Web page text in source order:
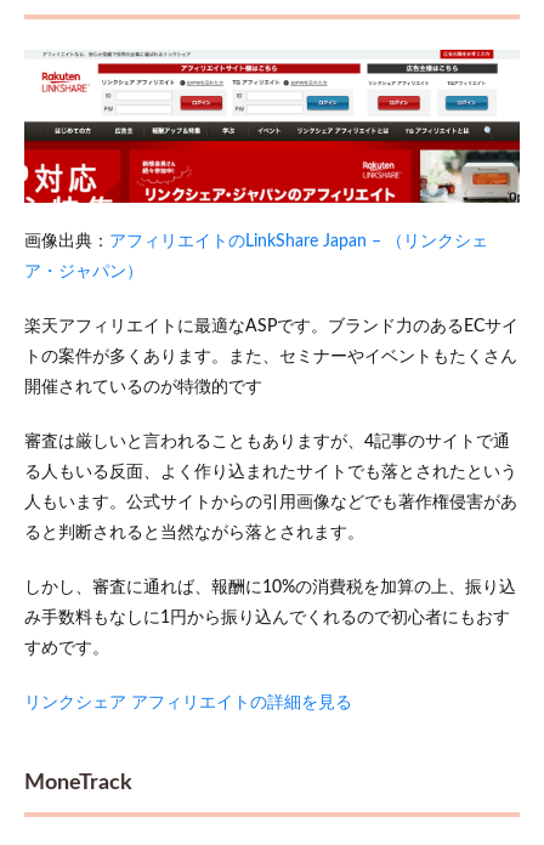
画像出典： アフィリエイトのLinkShare Japan – （リンクシェ
ア・ジャパン）
楽天アフィリエイトに最適なASPです。ブランド力のあるECサイ
トの案件が多くあります。また、セミナーやイベントもたくさん
開催されているのが特徴的です
審査は厳しいと言われることもありますが、4記事のサイトで通
る人もいる反面、よく作り込まれたサイトでも落とされたという
人もいます。公式サイトからの引用画像などでも著作権侵害があ
ると判断されると当然ながら落とされます。
しかし、審査に通れば、報酬に10%の消費税を加算の上、振り込
み手数料もなしに1円から振り込んでくれるので初心者にもおす
すめです。
リンクシェア アフィリエイトの詳細を見る
MoneTrack